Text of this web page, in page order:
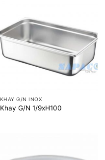
KHAY G/N INOX
Khay G/N 1/9xH100